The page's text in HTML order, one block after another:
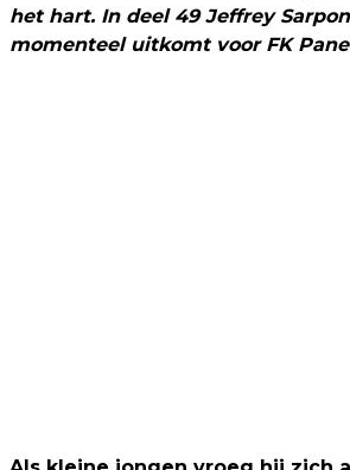
het hart. In deel 49 Jeffrey
momenteel uitkomt voor FK